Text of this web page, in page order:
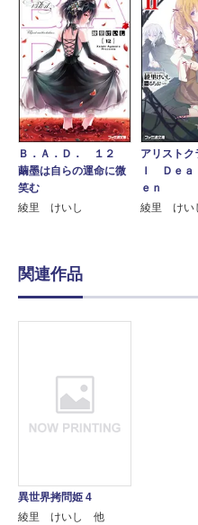
Ｂ．Ａ．Ｄ． １２
繭墨は自らの運命に微
笑む
綾里 けいし
アリストク
Ｉ Ｄｅ
ｅｎ
綾里 けい
関連作品
異世界拷問姫 4
綾里 けいし 他